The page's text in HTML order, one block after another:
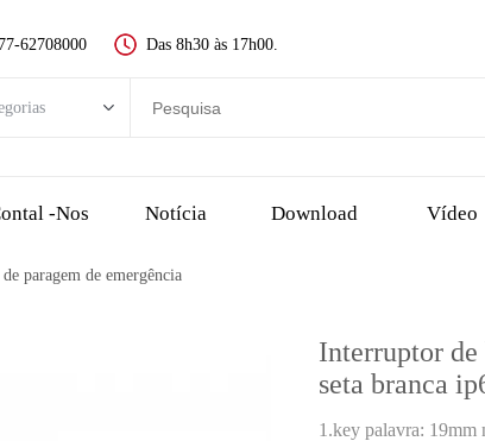
62708000 Das 8h30 às 17h00.
Interruptor de botão de plástico
-nos Notícia Download Vídeo
paragem de emergência
Interruptor de
seta branca
1.key palavra: 19mm